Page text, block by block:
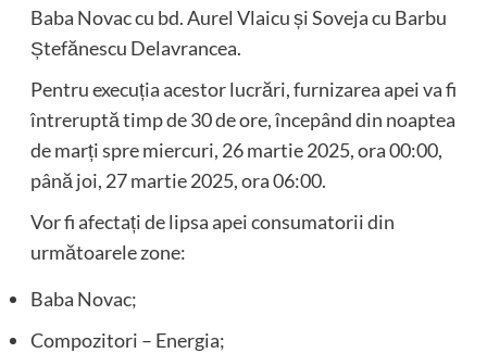
Baba Novac cu bd. Aurel Vlaicu și Soveja cu Barbu
Ștefănescu Delavrancea.
Pentru execuția acestor lucrări, furnizarea apei va fi
întreruptă timp de 30 de ore, începând din noaptea
de marți spre miercuri, 26 martie 2025, ora 00:00,
până joi, 27 martie 2025, ora 06:00.
Vor fi afectați de lipsa apei consumatorii din
următoarele zone:
Baba Novac;
Compozitori – Energia;